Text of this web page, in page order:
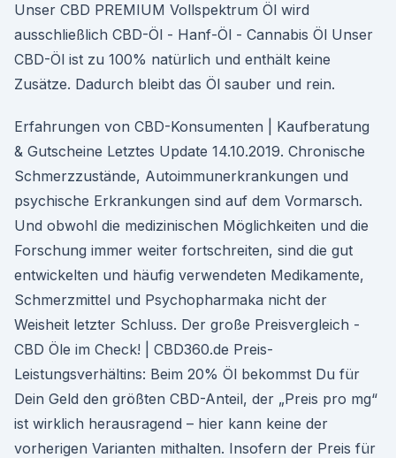
Unser CBD PREMIUM Vollspektrum Öl wird
ausschließlich CBD-Öl - Hanf-Öl - Cannabis Öl Unser
CBD-Öl ist zu 100% natürlich und enthält keine
Zusätze. Dadurch bleibt das Öl sauber und rein.
Erfahrungen von CBD-Konsumenten | Kaufberatung
& Gutscheine Letztes Update 14.10.2019. Chronische
Schmerzzustände, Autoimmunerkrankungen und
psychische Erkrankungen sind auf dem Vormarsch.
Und obwohl die medizinischen Möglichkeiten und die
Forschung immer weiter fortschreiten, sind die gut
entwickelten und häufig verwendeten Medikamente,
Schmerzmittel und Psychopharmaka nicht der
Weisheit letzter Schluss. Der große Preisvergleich -
CBD Öle im Check! | CBD360.de Preis-
Leistungsverhältins: Beim 20% Öl bekommst Du für
Dein Geld den größten CBD-Anteil, der „Preis pro mg“
ist wirklich herausragend – hier kann keine der
vorherigen Varianten mithalten. Insofern der Preis für